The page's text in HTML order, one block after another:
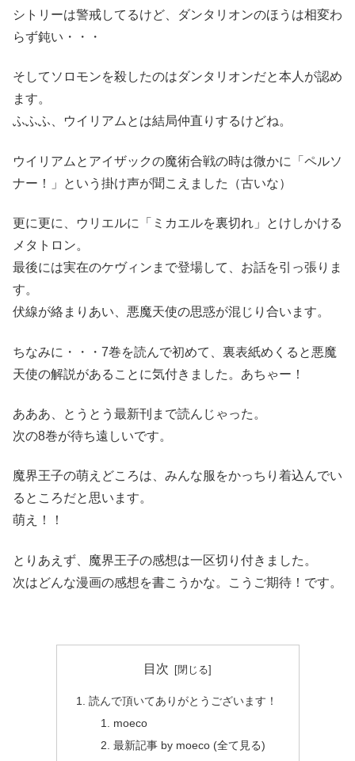
シトリーは警戒してるけど、ダンタリオンのほうは相変わ
らず鈍い・・・
そしてソロモンを殺したのはダンタリオンだと本人が認め
ます。
ふふふ、ウイリアムとは結局仲直りするけどね。
ウイリアムとアイザックの魔術合戦の時は微かに「ペルソ
ナー！」という掛け声が聞こえました（古いな）
更に更に、ウリエルに「ミカエルを裏切れ」とけしかける
メタトロン。
最後には実在のケヴィンまで登場して、お話を引っ張りま
す。
伏線が絡まりあい、悪魔天使の思惑が混じり合います。
ちなみに・・・7巻を読んで初めて、裏表紙めくると悪魔
天使の解説があることに気付きました。あちゃー！
あああ、とうとう最新刊まで読んじゃった。
次の8巻が待ち遠しいです。
魔界王子の萌えどころは、みんな服をかっちり着込んでい
るところだと思います。
萌え！！
とりあえず、魔界王子の感想は一区切り付きました。
次はどんな漫画の感想を書こうかな。こうご期待！です。
目次
読んで頂いてありがとうございます！
moeco
最新記事 by moeco (全て見る)